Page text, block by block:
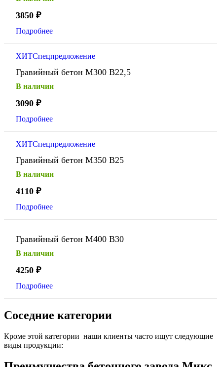
3850 ₽
Подробнее
ХИТСпецпредложение
Гравийный бетон М300 В22,5
В наличии
3090 ₽
Подробнее
ХИТСпецпредложение
Гравийный бетон М350 В25
В наличии
4110 ₽
Подробнее
Гравийный бетон М400 В30
В наличии
4250 ₽
Подробнее
Соседние категории
Кроме этой категории наши клиенты часто ищут следующие
виды продукции: